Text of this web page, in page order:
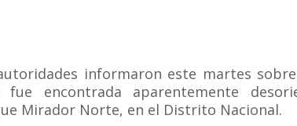
informaron este martes
fue encontrada aparentemente
Mirador Norte, en el Distrito Nacional.